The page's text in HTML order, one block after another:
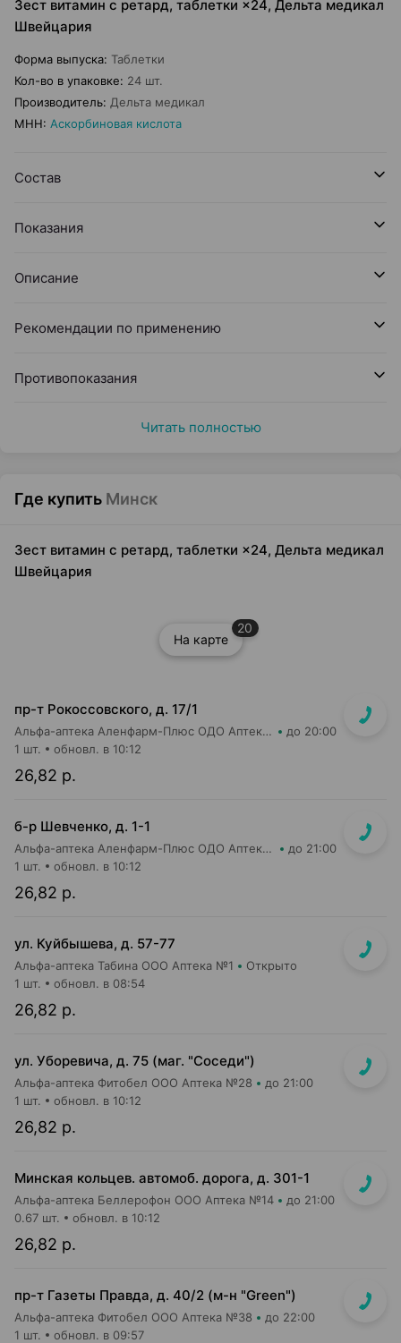
Зест витамин с ретард, таблетки ×24, Дельта медикал
Швейцария
Форма выпуска: Таблетки
Кол-во в упаковке: 24 шт.
Производитель: Дельта медикал
МНН: Аскорбиновая кислота
Состав
Показания
Описание
Рекомендации по применению
Противопоказания
Читать полностью
Где купить Минск
Зест витамин с ретард, таблетки ×24, Дельта медикал
Швейцария
На карте
20
пр-т Рокоссовского, д. 17/1
Альфа-аптека Аленфарм-Плюс ОДО Аптека №1 до 20:00
26,82 р.
1 шт. обновл. в 10:12
б-р Шевченко, д. 1-1
Альфа-аптека Аленфарм-Плюс ОДО Аптека №2 до 21:00
26,82 р.
1 шт. обновл. в 10:12
ул. Куйбышева, д. 57-77
Альфа-аптека Табина ООО Аптека №1 Открыто
26,82 р.
1 шт. обновл. в 08:54
ул. Уборевича, д. 75 (маг. "Соседи")
Альфа-аптека Фитобел ООО Аптека №28 до 21:00
26,82 р.
1 шт. обновл. в 10:12
Минская кольцев. автомоб. дорога, д. 301-1
Альфа-аптека Беллерофон ООО Аптека №14 до 21:00
26,82 р.
0.67 шт. обновл. в 10:12
пр-т Газеты Правда, д. 40/2 (м-н "Green")
Альфа-аптека Фитобел ООО Аптека №38 до 22:00
1 шт. обновл. в 09:57